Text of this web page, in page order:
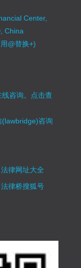
Center,
China
@替换+)
咨询。 点击查
(lawbridge)咨询
法律网址大全
法律桥搜狐号